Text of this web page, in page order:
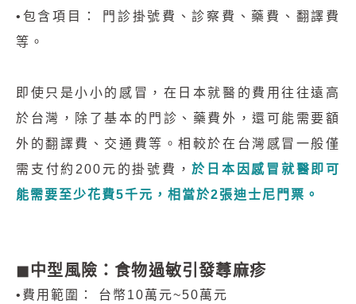
•包含項目： 門診掛號費、診察費、藥費、翻譯費
等。
即使只是小小的感冒，在日本就醫的費用往往遠高
於台灣，除了基本的門診、藥費外，還可能需要額
外的翻譯費、交通費等。相較於在台灣感冒一般僅
需支付約200元的掛號費，於日本因感冒就醫即可
能需要至少花費5千元，相當於2張迪士尼門票。
◼︎中型風險：食物過敏引發蕁麻疹
•費用範圍： 台幣10萬元~50萬元